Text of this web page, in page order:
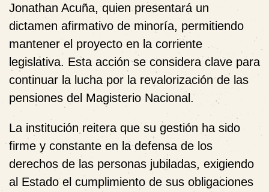
Jonathan Acuña, quien presentará un
dictamen afirmativo de minoría, permitiendo
mantener el proyecto en la corriente
legislativa. Esta acción se considera clave para
continuar la lucha por la revalorización de las
pensiones del Magisterio Nacional.
La institución reitera que su gestión ha sido
firme y constante en la defensa de los
derechos de las personas jubiladas, exigiendo
al Estado el cumplimiento de sus obligaciones